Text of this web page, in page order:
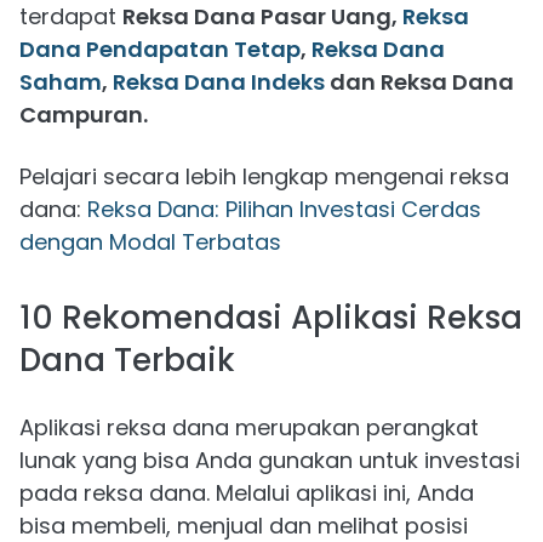
terdapat Reksa Dana Pasar Uang, Reksa
Dana Pendapatan Tetap, Reksa Dana
Saham, Reksa Dana Indeks dan Reksa Dana
Campuran.
Pelajari secara lebih lengkap mengenai reksa
dana: Reksa Dana: Pilihan Investasi Cerdas
dengan Modal Terbatas
10 Rekomendasi Aplikasi Reksa
Dana Terbaik
Aplikasi reksa dana merupakan perangkat
lunak yang bisa Anda gunakan untuk investasi
pada reksa dana. Melalui aplikasi ini, Anda
bisa membeli, menjual dan melihat posisi